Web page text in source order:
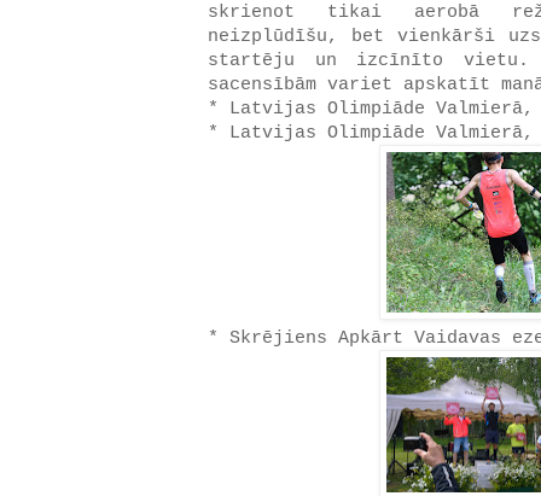
skrienot tikai aerobā
neizplūdīšu, bet vienkārši
startēju un izcīnīto vietu.
sacensībām variet apskatīt
* Latvijas Olimpiāde
* Latvijas Olimpiāde
* Skrējiens Apkārt Vaidavas